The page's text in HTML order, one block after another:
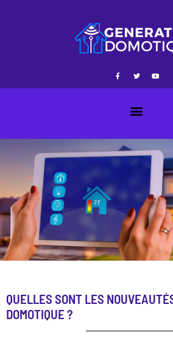
QUELLES SONT LES
DOMOTIQUE ?